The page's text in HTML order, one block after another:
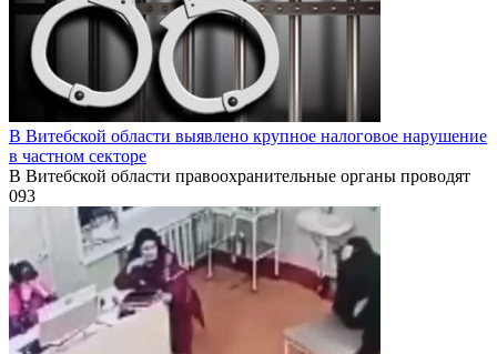
В Витебской области выявлено крупное налоговое нарушение
в частном секторе
В Витебской области правоохранительные органы проводят
093